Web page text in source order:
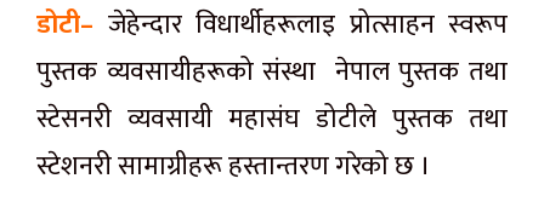
डोटी– जेहेन्दार विधार्थीहरूलाइ प्रोत्साहन स्वरूप
पुस्तक व्यवसायीहरूको संस्था नेपाल पुस्तक तथा
स्टेसनरी व्यवसायी महासंघ डोटीले पुस्तक तथा
स्टेशनरी सामाग्रीहरू हस्तान्तरण गरेको छ ।